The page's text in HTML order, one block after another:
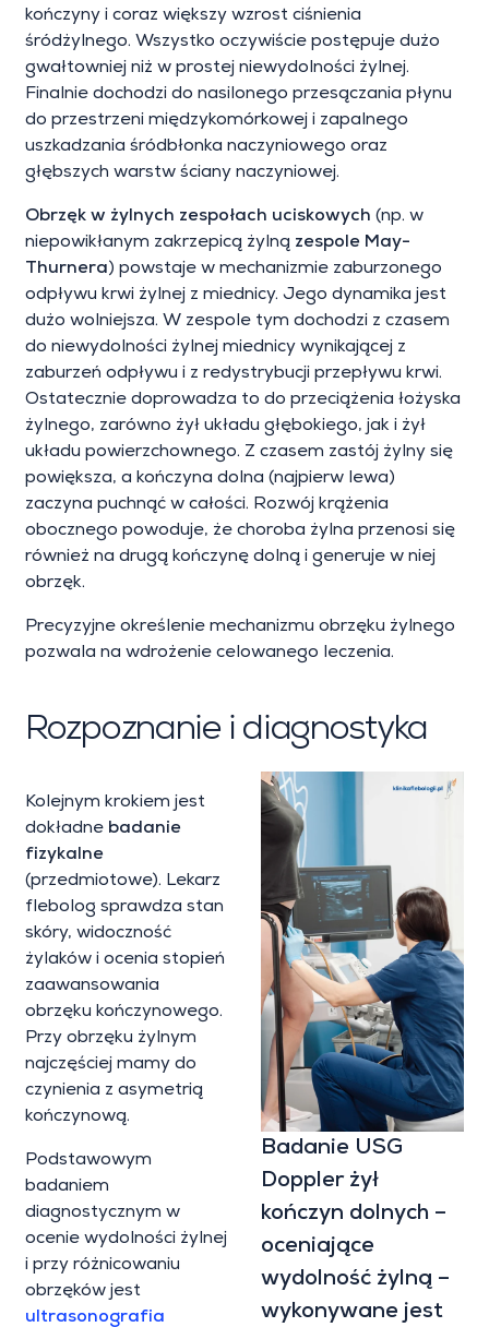
kończyny i coraz większy wzrost ciśnienia
śródżylnego. Wszystko oczywiście postępuje dużo
gwałtowniej niż w prostej niewydolności żylnej.
Finalnie dochodzi do nasilonego przesączania płynu
do przestrzeni międzykomórkowej i zapalnego
uszkadzania śródbłonka naczyniowego oraz
głębszych warstw ściany naczyniowej.
Obrzęk w żylnych zespołach uciskowych (np. w
niepowikłanym zakrzepicą żylną zespole May-
Thurnera) powstaje w mechanizmie zaburzonego
odpływu krwi żylnej z miednicy. Jego dynamika jest
dużo wolniejsza. W zespole tym dochodzi z czasem
do niewydolności żylnej miednicy wynikającej z
zaburzeń odpływu i z redystrybucji przepływu krwi.
Ostatecznie doprowadza to do przeciążenia łożyska
żylnego, zarówno żył układu głębokiego, jak i żył
układu powierzchownego. Z czasem zastój żylny się
powiększa, a kończyna dolna (najpierw lewa)
zaczyna puchnąć w całości. Rozwój krążenia
obocznego powoduje, że choroba żylna przenosi się
również na drugą kończynę dolną i generuje w niej
obrzęk.
Precyzyjne określenie mechanizmu obrzęku żylnego
pozwala na wdrożenie celowanego leczenia.
Rozpoznanie i diagnostyka
Kolejnym krokiem jest
dokładne badanie
fizykalne
(przedmiotowe). Lekarz
flebolog sprawdza stan
skóry, widoczność
żylaków i ocenia stopień
zaawansowania
obrzęku kończynowego.
Przy obrzęku żylnym
najczęściej mamy do
czynienia z asymetrią
kończynową.
Podstawowym
badaniem
diagnostycznym w
ocenie wydolności żylnej
i przy różnicowaniu
obrzęków jest
ultrasonografia
Badanie USG
Doppler żył
kończyn dolnych –
oceniające
wydolność żylną –
wykonywane jest